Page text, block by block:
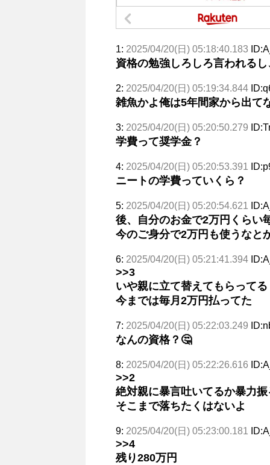
1: 2025/04/20(日) 05:18:40.183
資格の勉強しろしろ言われる
2: 2025/04/20(日) 05:19:34.844
雑魚かよ俺は5年間家から出て
3: 2025/04/20(日) 05:20:50.279
学費って奨学金？
4: 2025/04/20(日) 05:20:53.391
ニートの学費っていくら？
5: 2025/04/20(日) 05:20:54.621
後、自分のお金で2万円くら
今のご身分で2万円も使うなと
6: 2025/04/20(日) 05:21:41.394
>>3
いや親に立て替えてもらってる
今までは毎月2万円払ってた
7: 2025/04/20(日) 05:22:03.249
なんの資格？🤔
8: 2025/04/20(日) 05:22:26.616
>>2
絶対親に暴言吐いてるか暴力
そこまで落ちたくはないよ
9: 2025/04/20(日) 05:23:00.181
>>4
残り280万円